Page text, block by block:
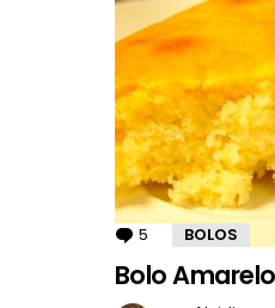
5 Comentários
BOLOS
Bolo Amarelo